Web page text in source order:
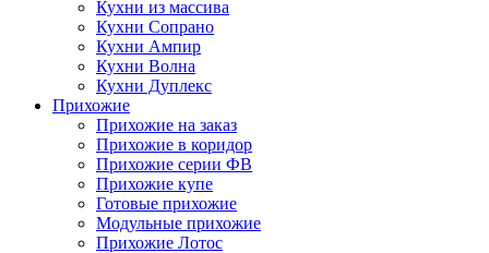
Кухни из массива
Кухни Сопрано
Кухни Ампир
Кухни Волна
Кухни Дуплекс
Прихожие
Прихожие на заказ
Прихожие в коридор
Прихожие серии ФВ
Прихожие купе
Готовые прихожие
Модульные прихожие
Прихожие Лотос